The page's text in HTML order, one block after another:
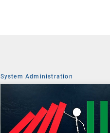
System Administration